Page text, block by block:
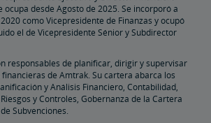
Públicos
de Amtrak
Raíces
de East Barracks en Trenton
de West Yard en Wilmington
de Cedar Hill en Hamden
de County Yard en New Brunswick
y Normas de Ingeniería
ocupa desde Agosto de 2025. Se incorporó a
como Vicepresidente de Finanzas y ocupó
el de Vicepresidente Sénior y Subdirector
responsables de planificar, dirigir y supervisar
de Amtrak. Su cartera abarca los
y Análisis Financiero, Contabilidad,
y Controles, Gobernanza de la Cartera
Subvenciones.